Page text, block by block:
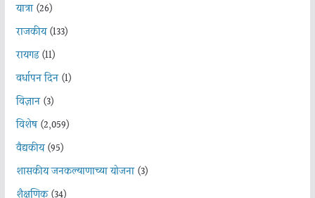
यात्रा(26)
राजकीय(133)
रायगड(11)
वर्धापन दिन(1)
विज्ञान(3)
विशेष(2,059)
वैद्यकीय(95)
शासकीय जनकल्याणाच्या योजना(3)
शैक्षणिक(34)